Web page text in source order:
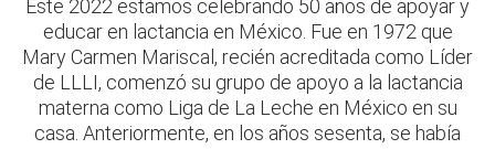
Este 2022 estamos celebrando 50 años de apoyar y
educar en lactancia en México. Fue en 1972 que
Mary Carmen Mariscal, recién acreditada como Líder
de LLLI, comenzó su grupo de apoyo a la lactancia
materna como Liga de La Leche en México en su
casa. Anteriormente, en los años sesenta, se había